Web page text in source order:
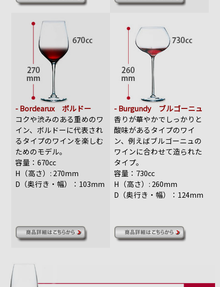
- Bordearux ボルドー
コクや渋みのある重めのワ
イン、ボルドーに代表され
るタイプのワインを楽しむ
ためのモデル。
容量：670cc
H（高さ）: 270mm
D（奥行き・幅）：103mm
- Burgundy ブルゴーニュ
香りが華やかでしっかりと
酸味があるタイプのワイ
ン、例えばブルゴーニュの
ワインに合わせて造られた
タイプ。
容量：730cc
H（高さ）: 260mm
D（奥行き・幅）：124mm